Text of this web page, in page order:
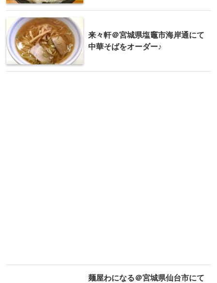
来々軒＠宮城県塩竈市海岸通にて
中華そばをオーダー♪
麺屋わになる＠宮城県仙台市にて